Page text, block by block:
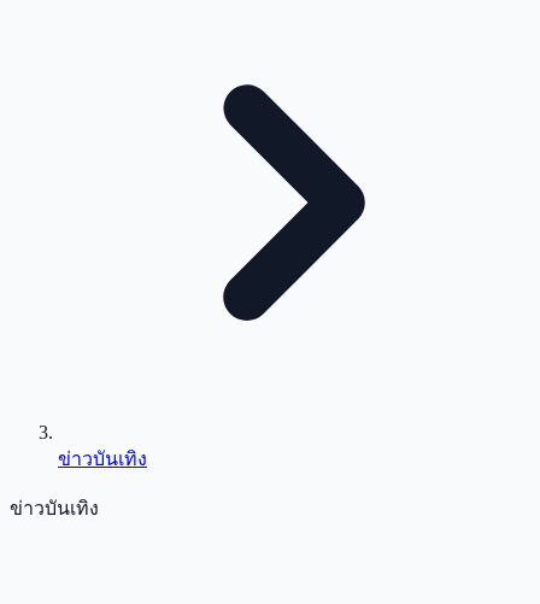
ข่าวบันเทิง
ข่าวบันเทิง